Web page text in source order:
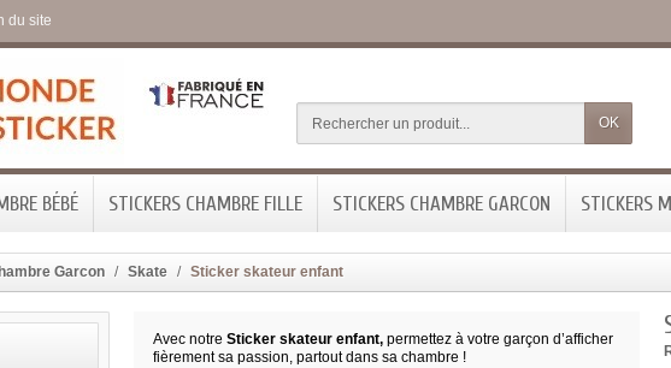
du site
OK
BÉBÉ STICKERS CHAMBRE FILLE STICKERS CHAMBRE GARCON STICKERS
Garcon Skate Sticker skateur enfant
Avec notre Sticker skateur enfant, permettez à votre garçon d’afficher
fièrement sa passion, partout dans sa chambre !